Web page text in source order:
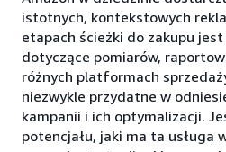
istotnych, kontekstowych
etapach ścieżki do zakupu
dotyczące pomiarów,
różnych platformach
niezwykle przydatne w
kampanii i ich optymalizacji.
potencjału, jaki ma ta usługa